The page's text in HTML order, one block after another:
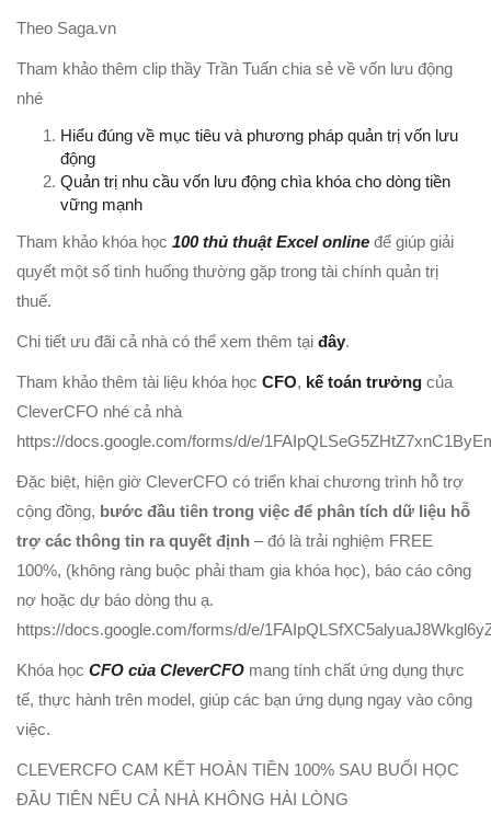
Theo Saga.vn
Tham khảo thêm clip thầy Trần Tuấn chia sẻ về vốn lưu động
nhé
Hiểu đúng về mục tiêu và phương pháp quản trị vốn lưu
động
Quản trị nhu cầu vốn lưu động chìa khóa cho dòng tiền
vững mạnh
Tham khảo khóa học 100 thủ thuật Excel online để giúp giải
quyết một số tình huống thường gặp trong tài chính quản trị
thuế.
Chi tiết ưu đãi cả nhà có thể xem thêm tại đây.
Tham khảo thêm tài liệu khóa học CFO, kế toán trưởng của
CleverCFO nhé cả nhà
https://docs.google.com/forms/d/e/
Đặc biệt, hiện giờ CleverCFO có triển khai chương trình hỗ trợ
cộng đồng, bước đầu tiên trong việc để phân tích dữ liệu hỗ
trợ các thông tin ra quyết định – đó là trải nghiệm FREE
100%, (không ràng buộc phải tham gia khóa học), báo cáo công
nợ hoặc dự báo dòng thu ạ.
https://docs.google.com/forms/d/e/
Khóa học CFO của CleverCFO mang tính chất ứng dụng thực
tế, thực hành trên model, giúp các bạn ứng dụng ngay vào công
việc.
CLEVERCFO CAM KẾT HOÀN TIỀN 100% SAU BUỔI HỌC
ĐẦU TIÊN NẾU CẢ NHÀ KHÔNG HÀI LÒNG